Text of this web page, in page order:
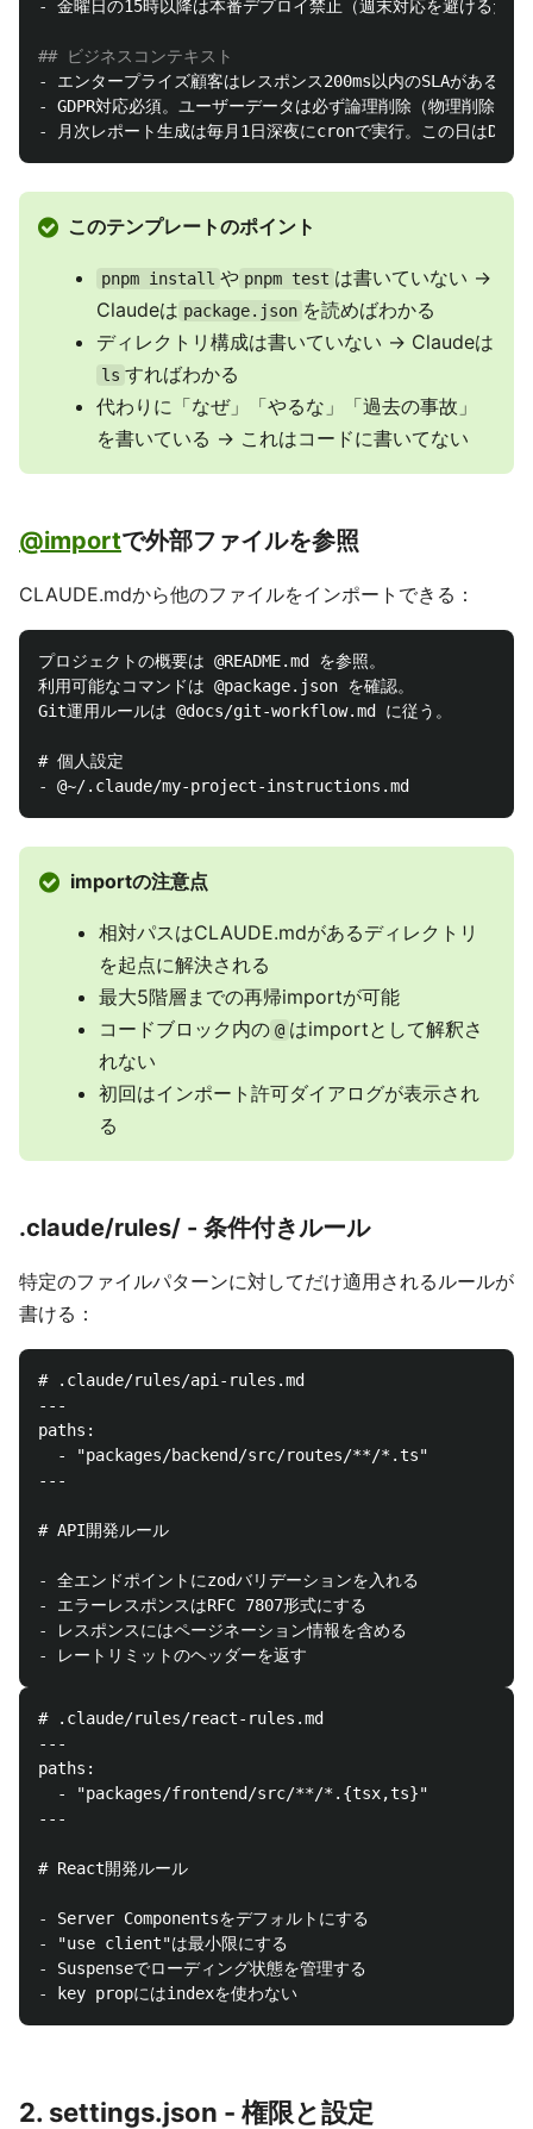
- 金曜日の15時以降は本番デプロイ禁止（週末対応を避けるため
## ビジネスコンテキスト
-
-
-
このテンプレートのポイント
pnpm install や pnpm test は書いていない →
Claudeは package.json を読めばわかる
ディレクトリ構成は書いていない → Claudeは
ls すればわかる
代わりに「なぜ」「やるな」「過去の事故」
を書いている → これはコードに書いてない
@importで外部ファイルを参照
CLAUDE.mdから他のファイルをインポートできる：
プロジェクトの概要は @README.md を参照。
利用可能なコマンドは @package.json を確認。
Git運用ルールは @docs/git-workflow.md に従う。
# 個人設定
-
importの注意点
相対パスはCLAUDE.mdがあるディレクトリ
を起点に解決される
最大5階層までの再帰importが可能
コードブロック内の @ はimportとして解釈さ
れない
初回はインポート許可ダイアログが表示され
る
.claude/rules/ - 条件付きルール
特定のファイルパターンに対してだけ適用されるルールが
書ける：
# .claude/rules/api-rules.md
  - "packages/backend/src/routes/**/*.ts"
# API開発ルール
-
-
-
-
# .claude/rules/react-rules.md
  - "packages/frontend/src/**/*.{tsx,ts}"
# React開発ルール
-
-
-
-
2. settings.json - 権限と設定